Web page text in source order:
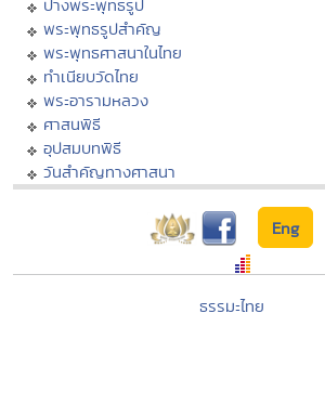
ปางพระพุทธรูป
พระพุทธรูปสำคัญ
พระพุทธศาสนาในไทย
ทำเนียบวัดไทย
พระอารามหลวง
ศาสนพิธี
อุปสมบทพิธี
วันสำคัญทางศาสนา
Eng
ธรรมะไทย